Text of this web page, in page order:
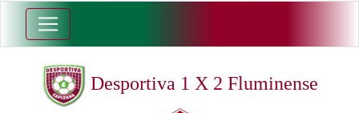
Desportiva 1 X 2 Fluminense